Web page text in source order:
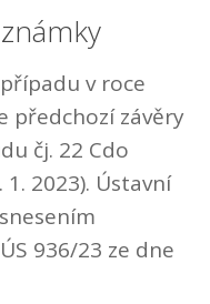
v roce
předchozí závěry
čj. 22 Cdo
2023). Ústavní
936/23 ze dne